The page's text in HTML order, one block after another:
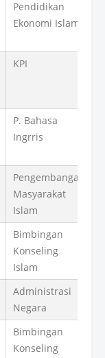
Pendidikan
Ekonomi Islam
KPI
P. Bahasa
Ingrris
Pengembangan
Masyarakat
Islam
Bimbingan
Konseling
Islam
Administrasi
Negara
Bimbingan
Konseling